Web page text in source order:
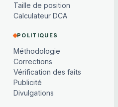
Taille de position
Calculateur DCA
POLITIQUES
Méthodologie
Corrections
Vérification des faits
Publicité
Divulgations